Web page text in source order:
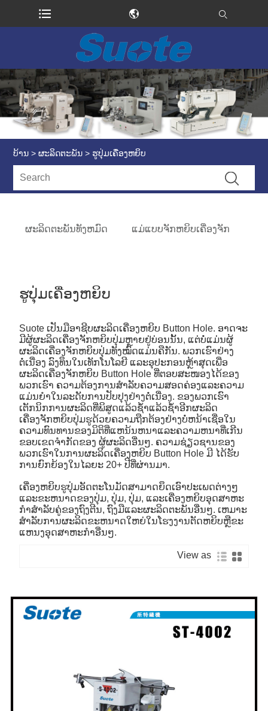
ບ້ານ > ຜະລິດຕະພັນ > ຮູປຸ່ມເຄື່ອງຫຍິບ
ຜະລິດຕະພັນທັງຫມົດ ແມ່ແບບຈັກຫຍິບເຄື່ອງຈັກ
ຮູປຸ່ມເຄື່ອງຫຍິບ
Suote ເປັນມືອາຊີບຜະລິດເຄື່ອງຫຍິບ Button Hole. ອາດຈະ
ມີຜູ້ຜະລິດເຄື່ອງຈັກຫຍິບປຸ່ມຫຼາຍຢູ່ບ່ອນນັ້ນ, ແຕ່ບໍ່ແມ່ນຜູ້
ຜະລິດເຄື່ອງຈັກຫຍິບປຸ່ມທັງໝົດແມ່ນຄືກັນ. ພວກເຮົາຢ່າງ
ຕໍ່ເນື່ອງ ລົງທຶນໃນເທັກໂນໂລຍີ ແລະອຸປະກອນຫຼ້າສຸດເພື່ອ
ຜະລິດເຄື່ອງຈັກຫຍິບ Button Hole ທີ່ຕອບສະໜອງໄດ້ຂອງ
ພວກເຮົາ ຄວາມຕ້ອງການສໍາລັບຄວາມສອດຄ່ອງແລະຄວາມ
ແມ່ນຍໍາໃນລະດັບການປັບປຸງຢ່າງຕໍ່ເນື່ອງ. ຂອງພວກເຮົາ
ເຕັກນິກການຜະລິດທີ່ພິສູດແລ້ວຊໍ້າແລ້ວຊໍ້າອີກຜະລິດ
ເຄື່ອງຈັກຫຍິບປຸ່ມຮູດ້ວຍຄວາມຖືກຕ້ອງຢ່າງບໍ່ຫນ້າເຊື່ອໃນ
ຄວາມທົນທານຂອງມິຕິທີ່ແຫນ້ນຫນາແລະຄວາມຫນາທີ່ເກີນ
ຂອບເຂດຈໍາກັດຂອງ ຜູ້ຜະລິດອື່ນໆ. ຄວາມຊ່ຽວຊານຂອງ
ພວກເຮົາໃນການຜະລິດເຄື່ອງຫຍິບ Button Hole ມີ ໄດ້ຮັບ
ການຍົກຍ້ອງໃນໄລຍະ 20+ ປີທີ່ຜ່ານມາ.
ເຄື່ອງຫຍິບຮູປຸ່ມອັດຕະໂນມັດສາມາດຍຶດເອົາປະເພດຕ່າງໆ
ແລະຂະຫນາດຂອງປຸ່ມ, ປຸ່ມ, ປຸ່ມ, ແລະເຄື່ອງຫຍິບອຸດສາຫະ
ກໍາສໍາລັບຄູ່ຂອງຖົງຕີນ, ຖົງມືແລະຜະລິດຕະພັນອື່ນໆ. ເຫມາະ
ສໍາລັບການຜະລິດຂະຫນາດໃຫຍ່ໃນໂຮງງານຕັດຫຍິບຫຼືຂະ
ແຫນງອຸດສາຫະກໍາອື່ນໆ.
View as